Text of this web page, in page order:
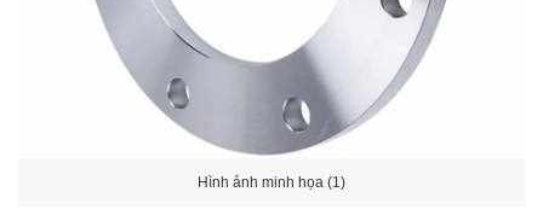
Hình ảnh minh họa (1)